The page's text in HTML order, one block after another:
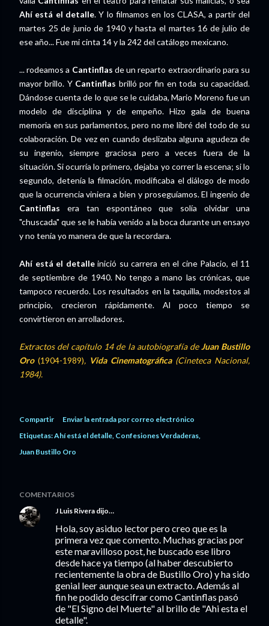
Ahí está el detalle. Y lo filmamos en los CLASA, a partir del
martes 25 de junio de 1940 y hasta el martes 16 de julio de
ese año... Fue mi cinta 14 y la 242 del catálogo mexicano.
... rodeamos a Cantinflas de un reparto extraordinario para su
mayor brillo. Y Cantinflas brilló por fin en toda su capacidad.
Dándose cuenta de lo que se le cuidaba, Mario Moreno fue un
modelo de disciplina y de empeño. Hizo gala de buena
memoria en sus parlamentos, pero no me libré del todo de su
colaboración. De vez en cuando deslizaba alguna agudeza de
su ingenio, siempre graciosa pero a veces fuera de la
situación. Si ocurría lo primero, dejaba yo correr la escena; si lo
segundo, detenía la filmación, modificaba el diálogo de modo
que la ocurrencia viniera a bien y proseguíamos. El ingenio de
Cantinflas era tan espontáneo que solía olvidar una
"chuscada" que se le había venido a la boca durante un ensayo
y no tenía yo manera de que la recordara.
Ahí está el detalle inició su carrera en el cine Palacio, el 11
de septiembre de 1940. No tengo a mano las crónicas, que
tampoco recuerdo. Los resultados en la taquilla, modestos al
principio, crecieron rápidamente. Al poco tiempo se
convirtieron en arrolladores.
Extractos del capítulo 14 de la autobiografía deJuan Bustillo
Oro (1904-1989), Vida Cinematográfica(Cineteca Nacional,
1984).
Compartir
Enviar la entrada por correo electrónico
Etiquetas:Ahí está el detalle Confesiones Verdaderas
Juan Bustillo Oro
COMENTARIOS
J Luis Rivera dijo…
Hola, soy asiduo lector pero creo que es la
primera vez que comento. Muchas gracias por
este maravilloso post, he buscado ese libro
desde hace ya tiempo (al haber descubierto
recientemente la obra de Bustillo Oro) y ha sido
genial leer aunque sea un extracto. Además al
fin he podido descifrar como Cantinflas pasó
de "El Signo del Muerte" al brillo de "Ahi esta el
detalle".